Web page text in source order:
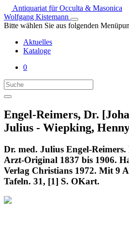
Antiquariat für Occulta & Masonica
Wolfgang Kistemann
Bitte wählen Sie aus folgenden
Aktuelles
Kataloge
0
Engel-Reimers, Dr.
Julius - Wiepking,
Dr. med. Julius Engel-
Arzt-Original 1837 bis 1906.
Verlag Christians 1972. Mit 9
Tafeln. 31, [1] S. OKart.